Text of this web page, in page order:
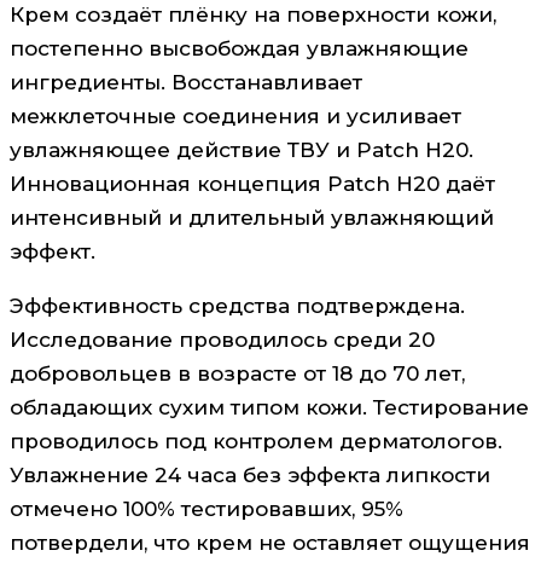
Крем создаёт плёнку на поверхности кожи,
постепенно высвобождая увлажняющие
ингредиенты. Восстанавливает
межклеточные соединения и усиливает
увлажняющее действие ТВУ и Patch H20.
Инновационная концепция Patch H20 даёт
интенсивный и длительный увлажняющий
эффект.
Эффективность средства подтверждена.
Исследование проводилось среди 20
добровольцев в возрасте от 18 до 70 лет,
обладающих сухим типом кожи. Тестирование
проводилось под контролем дерматологов.
Увлажнение 24 часа без эффекта липкости
отмечено 100% тестировавших, 95%
потвердели, что крем не оставляет ощущения